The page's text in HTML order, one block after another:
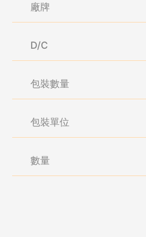
廠牌
D/C
包裝數量
包裝單位
數量